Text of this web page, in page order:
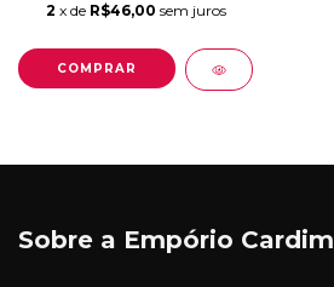
2 x de R$46,00 sem juros
Sobre a Empório Cardim